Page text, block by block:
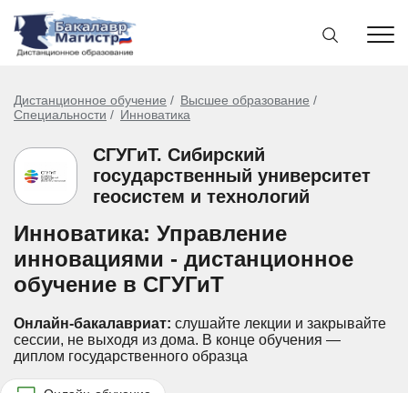
Дистанционное обучение
Высшее образование
Специальности
Инноватика
СГУГиТ. Сибирский
государственный университет
геосистем и технологий
Инноватика: Управление
инновациями - дистанционное
обучение в СГУГиТ
Онлайн-бакалавриат: слушайте лекции и закрывайте
сессии, не выходя из дома. В конце обучения —
диплом государственного образца